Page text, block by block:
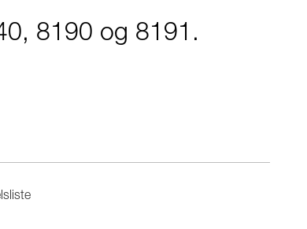
8190 og 8191.